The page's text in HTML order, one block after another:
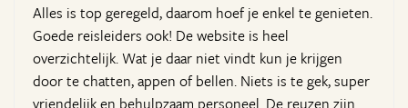
Alles is top geregeld, daarom hoef je enkel te genieten.
Goede reisleiders ook! De website is heel
overzichtelijk. Wat je daar niet vindt kun je krijgen
door te chatten, appen of bellen. Niets is te gek, super
vriendelijk en behulpzaam personeel. De reuzen zijn